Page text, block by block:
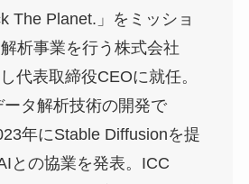
The Planet.」をミッショ
析事業を行う株式会社
代表取締役CEOに就任。
タ解析技術の開発で
年にStable Diffusionを提
との協業を発表。ICC